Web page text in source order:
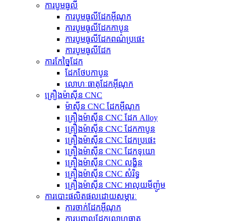
ការបូមធូលី
ការបូមធូលីដែកអ៊ីណុក
ការបូមធូលីដែកកាបូន
ការបូមធូលីដែកពណ៌ប្រផេះ
ការបូមធូលីដែក
ការកែច្នៃដែក
ដែកថែបកាបូន
លោហៈធាតុដែកអ៊ីណុក
គ្រឿងម៉ាស៊ីន CNC
ម៉ាស៊ីន CNC ដែកអ៊ីណុក
គ្រឿងម៉ាស៊ីន CNC ដែក Alloy
គ្រឿងម៉ាស៊ីន CNC ដែកកាបូន
គ្រឿងម៉ាស៊ីន CNC ដែកប្រផេះ
គ្រឿងម៉ាស៊ីន CNC ដែកទុយោ
គ្រឿងម៉ាស៊ីន CNC លង្ហិន
គ្រឿងម៉ាស៊ីន CNC សំរិទ្ធ
គ្រឿងម៉ាស៊ីន CNC អាលុយមីញ៉ូម
ការបោះផលិតផលដោយសម្ភារៈ
ការចាក់ដែកអ៊ីណុក
ការបញ្ចូលដែកលោហធាតុ